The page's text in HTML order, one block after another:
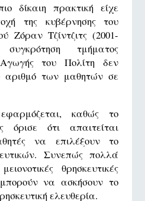
δίκαιη πρακτική είχε
της κυβέρνησης του
Ζόραν Τζίντζιτς (2001-
τμήματος
του Πολίτη δεν
αριθμό των μαθητών σε
καθώς το
όρισε ότι απαιτείται
να επιλέξουν το
Συνεπώς πολλά
θρησκευτικές
να ασκήσουν το
ελευθερία.